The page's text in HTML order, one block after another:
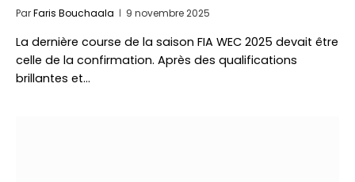
ParFaris Bouchaala 9 novembre 2025
La dernière course de la saison FIA WEC 2025 devait être
celle de la confirmation. Après des qualifications
brillantes et…